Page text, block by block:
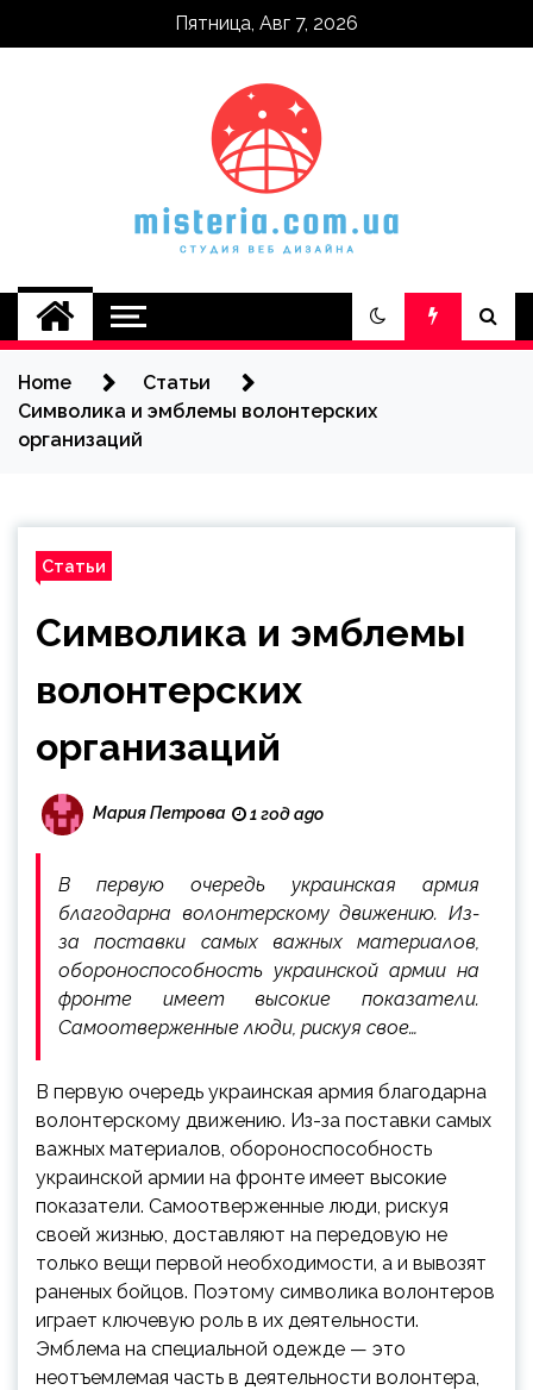
Пятница, Авг 7, 2026
misteria.com.ua
Home
Статьи
Символика и эмблемы волонтерских
организаций
Статьи
Символика и эмблемы
волонтерских
организаций
Мария Петрова 1 год ago
В первую очередь украинская армия
благодарна волонтерскому движению. Из-
за поставки самых важных материалов,
обороноспособность украинской армии на
фронте имеет высокие показатели.
Самоотверженные люди, рискуя свое…
В первую очередь украинская армия благодарна
волонтерскому движению. Из-за поставки самых
важных материалов, обороноспособность
украинской армии на фронте имеет высокие
показатели. Самоотверженные люди, рискуя
своей жизнью, доставляют на передовую не
только вещи первой необходимости, а и вывозят
раненых бойцов. Поэтому символика волонтеров
играет ключевую роль в их деятельности.
Эмблема на специальной одежде — это
неотъемлемая часть в деятельности волонтера,